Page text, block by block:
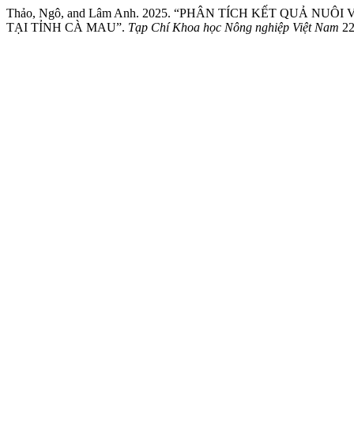
Thảo, Ngô, and Lâm Anh. 2025. “PHÂN TÍCH KẾT QUẢ
TẠI TỈNH CÀ MAU”. Tạp Chí Khoa học Nông nghiệp Việt Nam